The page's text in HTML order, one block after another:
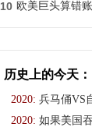
10 欧美巨头算错
历史上的今天
2020: 兵马俑VS
2020: 如果美国